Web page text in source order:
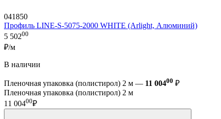
041850
Профиль LINE-S-5075-2000 WHITE (Arlight, Алюминий)
5 50200
₽/м
В наличии
Пленочная упаковка (полистирол) 2 м — 11 00400 ₽
Пленочная упаковка (полистирол) 2 м
11 00400₽